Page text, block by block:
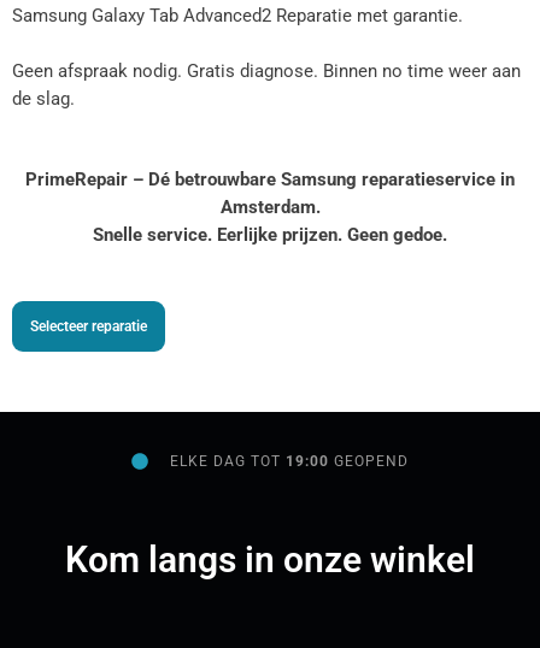
Samsung Galaxy Tab Advanced2 Reparatie​​​​ met garantie.
Geen afspraak nodig. Gratis diagnose. Binnen no time weer aan
de slag.
PrimeRepair – Dé betrouwbare Samsung reparatieservice in
Amsterdam.
Snelle service. Eerlijke prijzen. Geen gedoe.
Selecteer reparatie
ELKE DAG TOT 19:00GEOPEND
Kom langs in onze winkel